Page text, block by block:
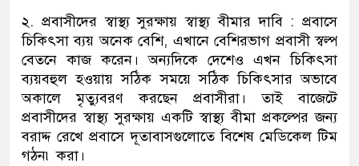
২. প্রবাসীদের স্বাস্থ্য সুরক্ষায় স্বাস্থ্য বীমার দাবি : প্রবাসে
চিকিৎসা ব্যয় অনেক বেশি, এখানে বেশিরভাগ প্রবাসী স্বল্প
বেতনে কাজ করেন। অন্যদিকে দেশেও এখন চিকিৎসা
ব্যয়বহুল হওয়ায় সঠিক সময়ে সঠিক চিকিৎসার অভাবে
অকালে মৃত্যুবরণ করছেন প্রবাসীরা। তাই বাজেটে
প্রবাসীদের স্বাস্থ্য সুরক্ষায় একটি স্বাস্থ্য বীমা প্রকল্পের জন্য
বরাদ্দ রেখে প্রবাসে দূতাবাসগুলোতে বিশেষ মেডিকেল টিম
গঠন৷ করা।